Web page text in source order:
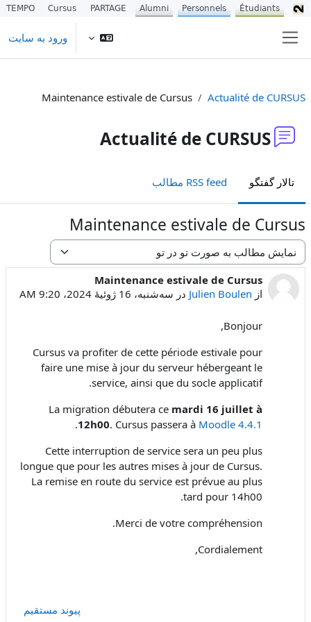
ورود به سایت
Actualité de CURSUS
Maintenance estivale de Cursus
Actualité de CURSUS
تالار گفتگو RSS feed مطالب
Maintenance estivale de Cursus
نحوهٔ نمایش
Maintenance estivale de Cursus
از Julien Boulen در سه‌شنبه، 16 ژوئیهٔ 2024، 9:20 AM
Number of replies: 0
Bonjour,
Cursus va profiter de cette période estivale pour
faire une mise à jour du serveur hébergeant le
service, ainsi que du socle applicatif.
La migration débutera ce mardi 16 juillet à
12h00. Cursus passera à Moodle 4.4.1
.
Cette interruption de service sera un peu plus
longue que pour les autres mises à jour de Cursus.
La remise en route du service est prévue au plus
tard pour 14h00.
Merci de votre compréhension.
Cordialement,
پیوند مستقیم
Étudiants
Personnels
Alumni
PARTAGE
Cursus
TEMPO